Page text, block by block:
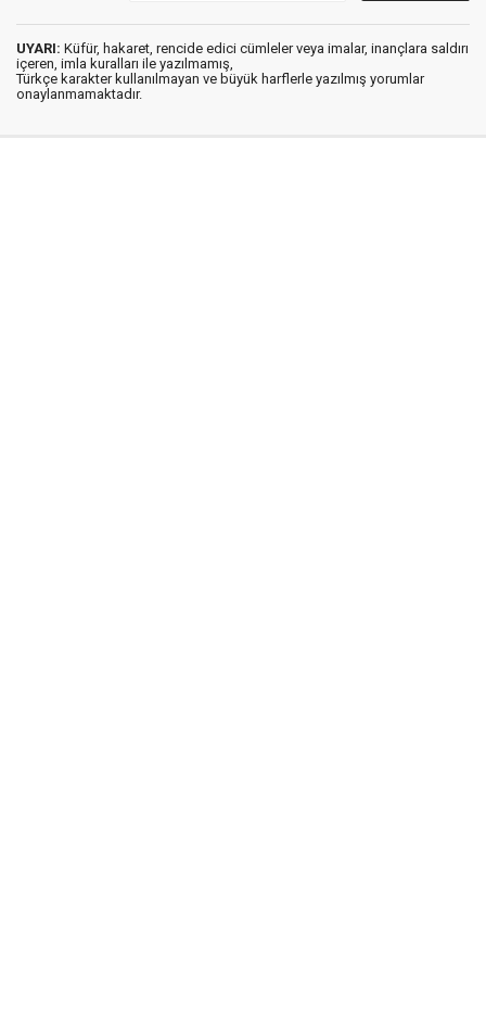
UYARI: Küfür, hakaret, rencide edici cümleler veya imalar, inançlara saldırı
içeren, imla kuralları ile yazılmamış,
Türkçe karakter kullanılmayan ve büyük harflerle yazılmış yorumlar
onaylanmamaktadır.